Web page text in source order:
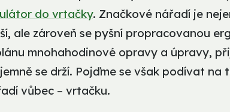
do vrtačky. Značkové nářadí je
ale zároveň se pyšní propracovanou
mnohahodinové opravy a úpravy,
se drží. Pojďme se však podívat na
vůbec – vrtačku.